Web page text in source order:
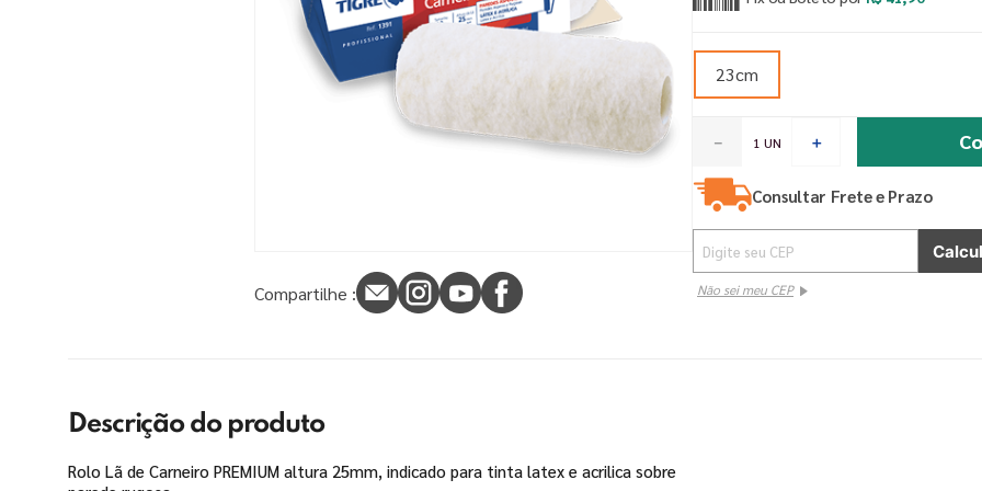
Compartilhe :
23cm
＋
－
Consultar Frete e Prazo
Não sei meu CEP
Descrição do produto
Rolo Lã de Carneiro PREMIUM altura 25mm, indicado para tinta latex e acrilica sobre